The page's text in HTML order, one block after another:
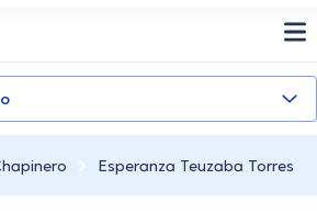
Esperanza Teuzaba Torres